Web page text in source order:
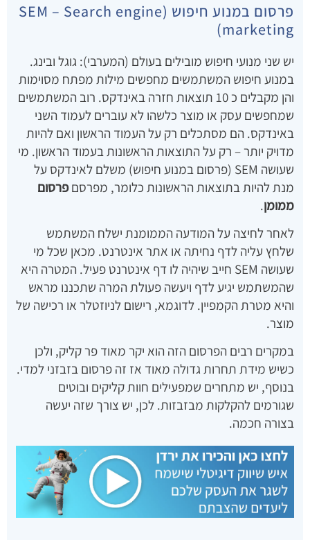
פרסום במנוע חיפוש (SEM – Search engine
marketing)
יש שני מנועי חיפוש מובילים בעולם (המערבי): גוגל ובינג.
במנוע חיפוש המשתמשים מחפשים מילות מפתח מסוימות
והן מקבלים כ 10 תוצאות חזרה באינדקס. רוב המשתמשים
שמחפשים עסק או מוצר כלשהו לא עוברים לעמוד השני
באינדקס. הם מסתכלים רק על העמוד הראשון ואם להיות
מדויק יותר – רק על התוצאות הראשונות בעמוד הראשון. מי
שעושה SEM (פרסום במנוע חיפוש) משלם לאינדקס על
מנת להיות בתוצאות הראשונות כלומר, מפרסםפרסום
ממומן.
לאחר לחיצה על המודעה הממומנת ישלח המשתמש
שלחץ עליה לדף נחיתה או אתר אינטרנט. מכאן שכל מי
שעושה SEM חייב שיהיה לו דף אינטרנט פעיל. המטרה היא
שהמשתמש יגיע לדף ויעשה פעולת המרה שתכננו מראש
והיא מטרת הקמפיין. לדוגמא, רישום לניוזטלר או רכישה של
מוצר.
במקרים רבים הפרסום הזה הוא יקר מאוד פר קליק, ולכן
כשיש מידת תחרות גדולה מאוד אז זה פרסום בזבזני למדי.
בנוסף, יש מתחרים שמפעילים חוות קליקים ובוטים
שגורמים להקלקות מבזבזות. לכן, יש צורך שזה יעשה
בצורה חכמה.